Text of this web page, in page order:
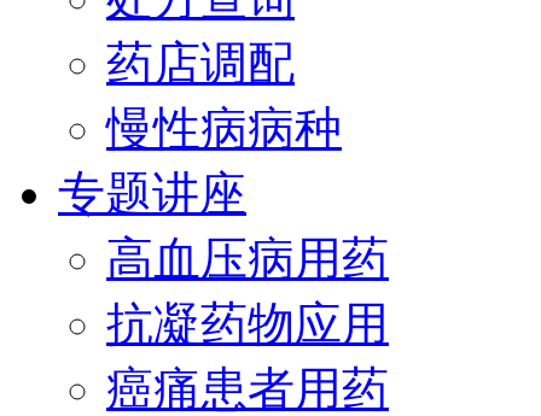
药店调配
慢性病病种
专题讲座
高血压病用药
抗凝药物应用
癌痛患者用药